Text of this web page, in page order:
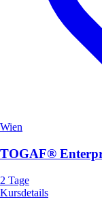
Wien
TOGAF®
2 Tage
Kursdetails